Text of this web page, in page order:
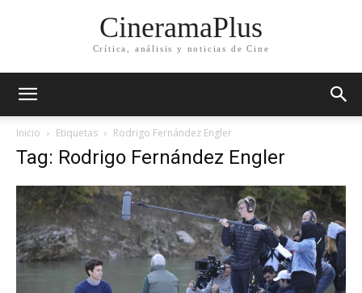
CineramaPlus
Crítica, análisis y noticias de Cine
Inicio Etiquetas Rodrigo Fernández Engler
Tag: Rodrigo Fernández Engler